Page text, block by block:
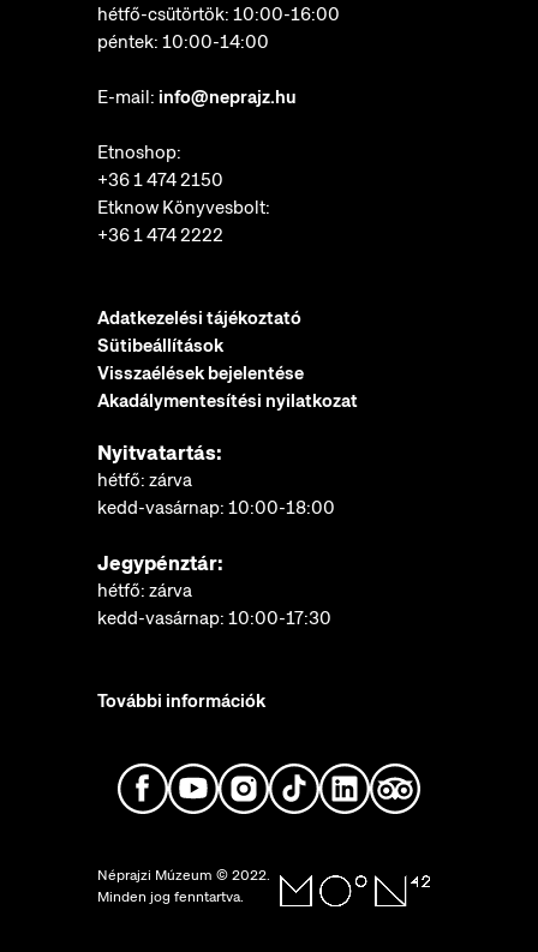
hétfő-csütörtök: 10:00-16:00
péntek: 10:00-14:00
E-mail: info@neprajz.hu
Etnoshop:
+36 1 474 2150
Etknow Könyvesbolt:
+36 1 474 2222
Adatkezelési tájékoztató
Sütibeállítások
Visszaélések bejelentése
Akadálymentesítési nyilatkozat
Nyitvatartás:
hétfő: zárva
kedd-vasárnap: 10:00-18:00
Jegypénztár:
hétfő: zárva
kedd-vasárnap: 10:00-17:30
További információk
Néprajzi Múzeum © 2022.
Minden jog fenntartva.